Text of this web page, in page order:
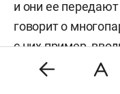
и они ее
говорит о
с них пример,
другом